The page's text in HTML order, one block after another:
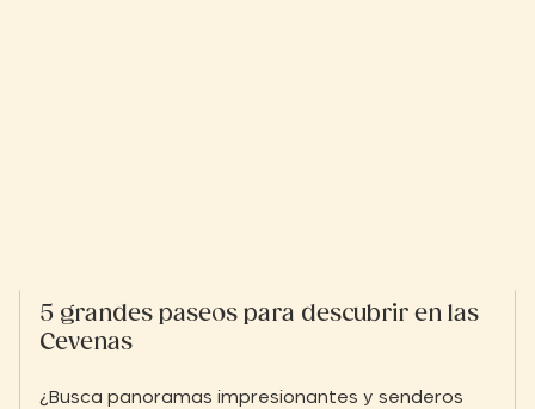
5 grandes paseos para descubrir en las
Cevenas
¿Busca panoramas impresionantes y senderos